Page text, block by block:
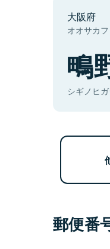
大阪府
オオサカフ
鴫
シギノヒ
郵便番